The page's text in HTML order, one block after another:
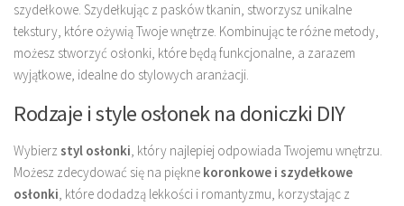
szydełkowe. Szydełkując z pasków tkanin, stworzysz unikalne
tekstury, które ożywią Twoje wnętrze. Kombinując te różne metody,
możesz stworzyć osłonki, które będą funkcjonalne, a zarazem
wyjątkowe, idealne do stylowych aranżacji.
Rodzaje i style osłonek na doniczki DIY
Wybierz styl osłonki, który najlepiej odpowiada Twojemu wnętrzu.
Możesz zdecydować się na piękne koronkowe i szydełkowe
osłonki, które dodadzą lekkości i romantyzmu, korzystając z